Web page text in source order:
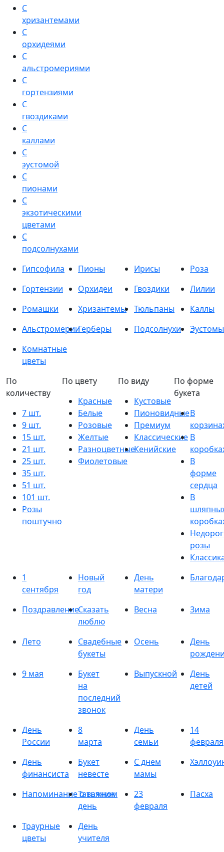
С
хризантемами
С
орхидеями
С
альстромериями
С
гортензиями
С
гвоздиками
С
каллами
С
эустомой
С
пионами
С
экзотическими
цветами
С
подсолнухами
Гипсофила
Пионы Ирисы
Роза
Гортензии
Орхидеи Гвоздики
Лилии
Ромашки
Хризантемы Тюльпаны
Каллы
АльстромерииГерберы Подсолнухи
Эустомы
Комнатные
цветы
По
количеству
7 шт.
9 шт.
15 шт.
21 шт.
25 шт.
35 шт.
51 шт.
101 шт.
Розы
поштучно
По цвету
Красные
Белые
Розовые
Желтые
Разноцветные
Фиолетовые
По виду
Кустовые
Пионовидные
Премиум
Классические
Кенийские
По форме
букета
В
В
В
форме
сердца
В
розы
1
сентября
Новый
год
День
матери
ПоздравлениеСказать
люблю
Весна Зима
Лето
Свадебные
букеты
Осень
День
9 мая
Букет
на
последний
звонок
Выпускной
День
детей
День
России
8
марта
День
семьи
14
февраля
День
финансиста
Букет
невесте
С днем
мамы
Напоминание о важном
Татьянин
день
23
февраля
Пасха
Траурные
цветы
День
учителя